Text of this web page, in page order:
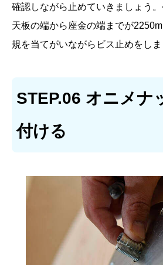
確認しながら止めていきましょう。
天板の端から座金の端までが
規を当てがいながらビス止めをしま
STEP.06 オニメナ
付ける